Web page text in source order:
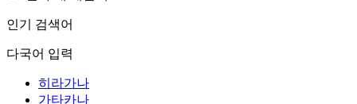
인기 검색어
다국어 입력
히라가나
가타카나